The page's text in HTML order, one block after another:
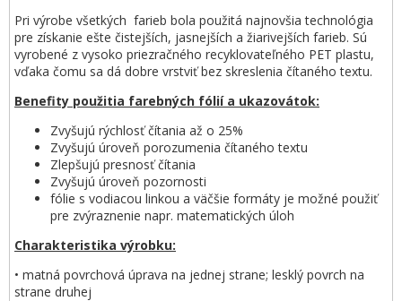
Pri výrobe všetkých farieb bola použitá najnovšia technológia
pre získanie ešte čistejších, jasnejších a žiarivejších farieb. Sú
vyrobené z vysoko priezračného recyklovateľného PET plastu,
vďaka čomu sa dá dobre vrstviť bez skreslenia čítaného textu.
Benefity použitia farebných fólií a ukazovátok:
Zvyšujú rýchlosť čítania až o 25%
Zvyšujú úroveň porozumenia čítaného textu
Zlepšujú presnosť čítania
Zvyšujú úroveň pozornosti
fólie s vodiacou linkou a väčšie formáty je možné použiť
pre zvýraznenie napr. matematických úloh
Charakteristika výrobku:
• matná povrchová úprava na jednej strane; lesklý povrch na
strane druhej